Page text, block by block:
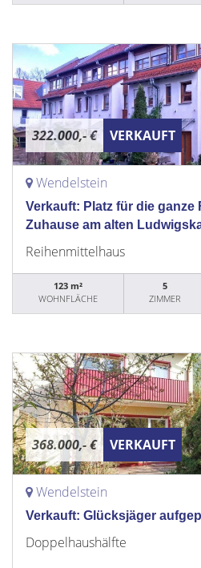
322.000,- € VERKAUFT
Wendelstein
Verkauft: Platz für die ganze
Zuhause am alten
Reihenmittelhaus
123 m²
WOHNFLÄCHE
5
ZIMMER
368.000,- € VERKAUFT
Wendelstein
Verkauft: Glücksjäger
Doppelhaushälfte